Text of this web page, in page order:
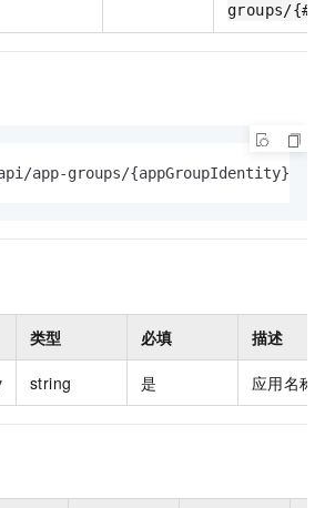
groups/
app-groups/{appGroupIdentity}/
类型 必填 描述
string 是 应用名称